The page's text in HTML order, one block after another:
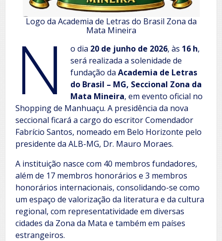
Logo da Academia de Letras do Brasil Zona da
Mata Mineira
N o dia 20 de junho de 2026, às 16 h,
será realizada a solenidade de
fundação daAcademia de Letras
do Brasil – MG, Seccional Zona da
Mata Mineira, em evento oficial no
Shopping de Manhuaçu. A presidência da nova
seccional ficará a cargo do escritor Comendador
Fabrício Santos, nomeado em Belo Horizonte pelo
presidente da ALB-MG, Dr. Mauro Moraes.
A instituição nasce com 40 membros fundadores,
além de 17 membros honorários e 3 membros
honorários internacionais, consolidando-se como
um espaço de valorização da literatura e da cultura
regional, com representatividade em diversas
cidades da Zona da Mata e também em países
estrangeiros.